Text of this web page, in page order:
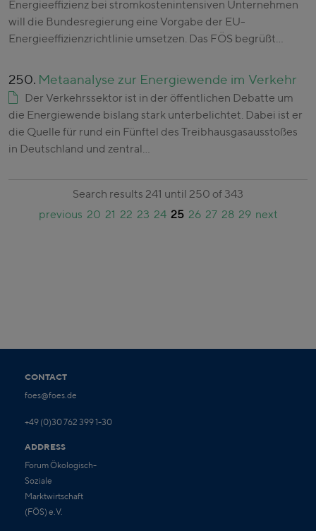
Energieeffizienz bei stromkostenintensiven Unternehmen
will die Bundesregierung eine Vorgabe der EU-
Energieeffizienzrichtlinie umsetzen. Das FÖS begrüßt…
250. Metaanalyse zur Energiewende im Verkehr
Der Verkehrssektor ist in der öffentlichen Debatte um
die Energiewende bislang stark unterbelichtet. Dabei ist er
die Quelle für rund ein Fünftel des Treibhausgasausstoßes
in Deutschland und zentral…
Search results 241 until 250 of 343
previous 20 21 22 23 24 25 26 27 28 29 next
CONTACT
foes@foes.de
+49 (0)30 762 399 1-30
ADDRESS
Forum Ökologisch-
Soziale
Marktwirtschaft
(FÖS) e.V.